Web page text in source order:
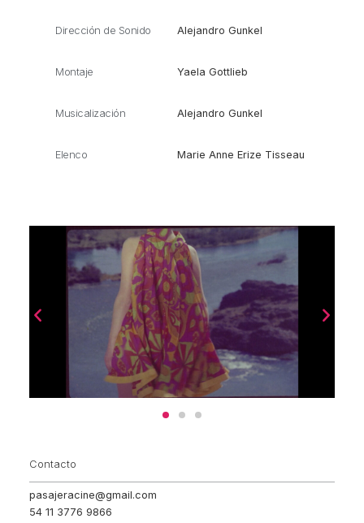
Dirección de Sonido Alejandro Gunkel
Montaje Yaela Gottlieb
Musicalización Alejandro Gunkel
Elenco Marie Anne Erize Tisseau
Contacto
pasajeracine@gmail.com
54 11 3776 9866